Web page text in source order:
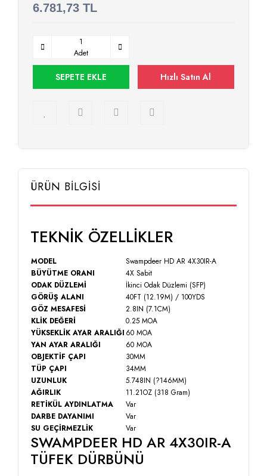
6.781,73 TL
Adet
SEPETE EKLE Hızlı Satın Al
ÜRÜN BİLGİSİ
TEKNİK ÖZELLİKLER
MODEL
Swampdeer HD AR 4X30IR-A
BÜYÜTME ORANI
4X Sabit
ODAK DÜZLEMİ
İkinci Odak Düzlemi (SFP)
GÖRÜŞ ALANI
40FT (12.19M) / 100YDS
GÖZ MESAFESİ
2.8IN (7.1CM)
KLİK DEĞERİ
0.25 MOA
YÜKSEKLİK AYAR ARALIĞI 60 MOA
YAN AYAR ARALIĞI
60 MOA
OBJEKTİF ÇAPI
30MM
TÜP ÇAPI
34MM
UZUNLUK
5.748IN (?146MM)
AĞIRLIK
11.21OZ (318 Gram)
RETİKÜL AYDINLATMA
Var
DARBE DAYANIMI
Var
SU GEÇİRMEZLİK
Var
SWAMPDEER HD AR 4X30IR-A
TÜFEK DÜRBÜNÜ